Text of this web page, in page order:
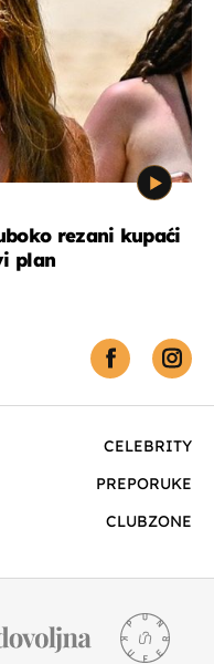
rezani kupaći
plan
CELEBRITY
PREPORUKE
CLUBZONE